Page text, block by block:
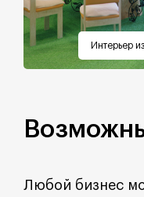
Интерьер
Любой бизнес